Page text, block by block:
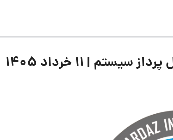
| ۱۱ خرداد ۱۴۰۵